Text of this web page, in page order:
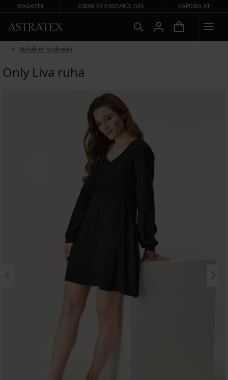
MAGAZIN CSERE ÉS VISSZAKÜLDÉS KAPCSOLAT
Ruhák és szoknyák
Only Liva ruha